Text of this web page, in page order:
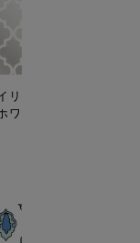
リ
ワ